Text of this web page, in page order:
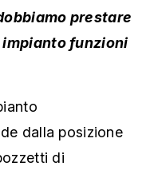
prestare
funzioni
dalla posizione
di